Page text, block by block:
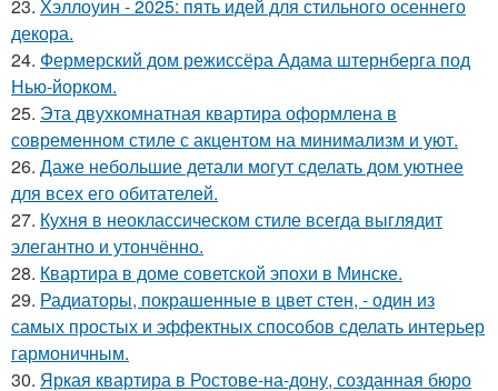
23. Хэллоуин - 2025: пять идей для стильного осеннего
декора.
24. Фермерский дом режиссёра Адама штернберга под
Нью-йорком.
25. Эта двухкомнатная квартира оформлена в
современном стиле с акцентом на минимализм и уют.
26. Даже небольшие детали могут сделать дом уютнее
для всех его обитателей.
27. Кухня в неоклассическом стиле всегда выглядит
элегантно и утончённо.
28. Квартира в доме советской эпохи в Минске.
29. Радиаторы, покрашенные в цвет стен, - один из
самых простых и эффектных способов сделать интерьер
гармоничным.
30. Яркая квартира в Ростове-на-дону, созданная бюро